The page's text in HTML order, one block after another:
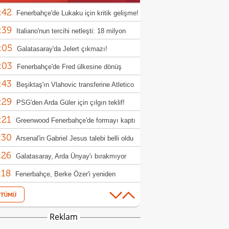
Fenerbahçe'de Lukaku için kritik gelişme!
çok yakın
Italiano'nun tercihi netleşti: 18 milyon
isim kulübede
Galatasaray'da Jelert çıkmazı!
Fenerbahçe'de Fred ülkesine dönüş
başladı!
Beşiktaş'ın Vlahovic transferine Atletico
engeliPSG'den Arda Güler için çılgın teklif!
de kasayı dolduracak
Greenwood Fenerbahçe'de formayı kaptı
Arsenal'in Gabriel Jesus talebi belli oldu
Galatasaray, Arda Ünyay'ı bırakmıyor
Fenerbahçe, Berke Özer'i yeniden
katmak istiyor
Beşiktaş'tan Gineli forvet hamlesi!
FIFA gece yarısı açıklama yapmak
Reklam